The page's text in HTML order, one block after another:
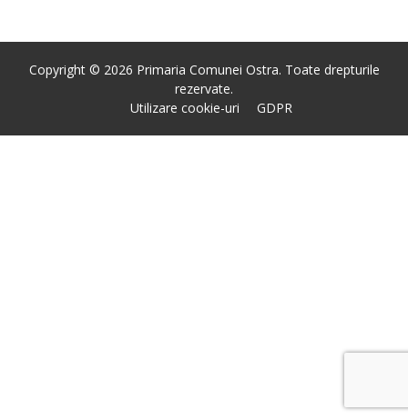
Copyright © 2026 Primaria Comunei Ostra. Toate drepturile
rezervate.
Utilizare cookie-uri
GDPR